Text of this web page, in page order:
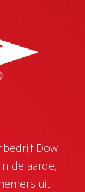
Dow
de aarde,
uit